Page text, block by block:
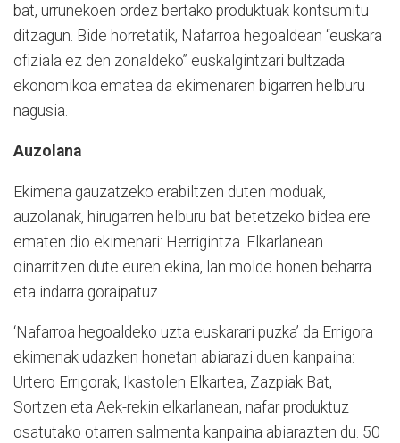
bat, urrunekoen ordez bertako produktuak kontsumitu
ditzagun. Bide horretatik, Nafarroa hegoaldean “euskara
ofiziala ez den zonaldeko” euskalgintzari bultzada
ekonomikoa ematea da ekimenaren bigarren helburu
nagusia.
Auzolana
Ekimena gauzatzeko erabiltzen duten moduak,
auzolanak, hirugarren helburu bat betetzeko bidea ere
ematen dio ekimenari: Herrigintza. Elkarlanean
oinarritzen dute euren ekina, lan molde honen beharra
eta indarra goraipatuz.
‘Nafarroa hegoaldeko uzta euskarari puzka’ da Errigora
ekimenak udazken honetan abiarazi duen kanpaina:
Urtero Errigorak, Ikastolen Elkartea, Zazpiak Bat,
Sortzen eta Aek-rekin elkarlanean, nafar produktuz
osatutako otarren salmenta kanpaina abiarazten du. 50